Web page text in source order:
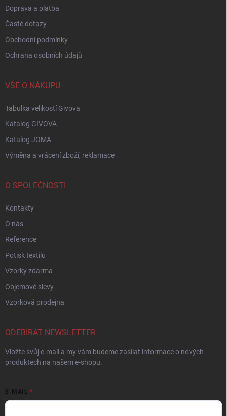
Doprava a platba
Časté dotazy
Obchodní podmínky
Ochrana osobních údajů
VŠE O NÁKUPU
Tabulka velikostí Givova
Katalog GIVOVA
Katalog JOMA
Výměna a vrácení zboží, reklamace
O SPOLEČNOSTI
Kontakty
O nás
Reference
Potisk textilu
Vzorky zdarma
Objemové slevy
Vzorková prodejna
ODEBÍRAT NEWSLETTER
Vložte svůj e-mail a my vám budeme zasílat informace o nových
produktech na našem e-shopu.
E-MAIL